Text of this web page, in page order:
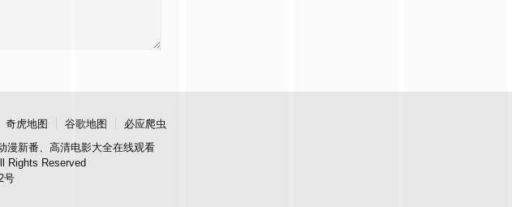
奇虎地图 谷歌地图
必应爬虫
漫新番、高清电影大全在线观看
Rights Reserved
号